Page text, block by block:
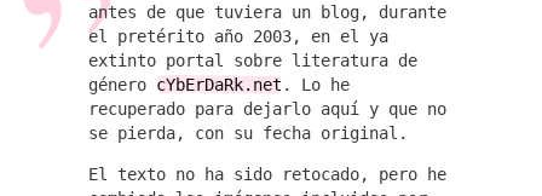
antes de que tuviera un blog, durante
el pretérito año 2003, en el ya
extinto portal sobre literatura de
género cYbErDaRk.net . Lo he
recuperado para dejarlo aquí y que no
se pierda, con su fecha original.
El texto no ha sido retocado, pero he